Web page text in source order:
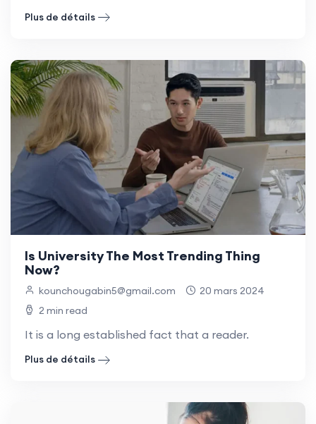
Plus de détails
Is University The Most Trending Thing
Now?
kounchougabin5@gmail.com
20 mars 2024
2 min read
It is a long established fact that a reader.
Plus de détails